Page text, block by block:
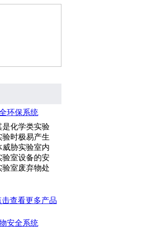
环保系统
是化学类实验
时极易产生
胁实验室内
验室设备的安
室废弃物处
安全系统